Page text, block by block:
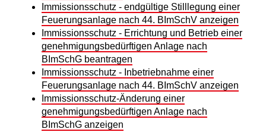
Immissionsschutz - endgültige Stilllegung einer
Feuerungsanlage nach 44. BImSchV anzeigen
Immissionsschutz - Errichtung und Betrieb einer
genehmigungsbedürftigen Anlage nach
BImSchG beantragen
Immissionsschutz - Inbetriebnahme einer
Feuerungsanlage nach 44. BImSchV anzeigen
Immissionsschutz-Änderung einer
genehmigungsbedürftigen Anlage nach
BImSchG anzeigen